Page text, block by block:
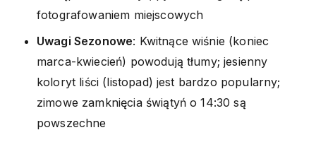
fotografowaniem miejscowych
Uwagi Sezonowe: Kwitnące wiśnie (koniec
marca-kwiecień) powodują tłumy; jesienny
koloryt liści (listopad) jest bardzo popularny;
zimowe zamknięcia świątyń o 14:30 są
powszechne